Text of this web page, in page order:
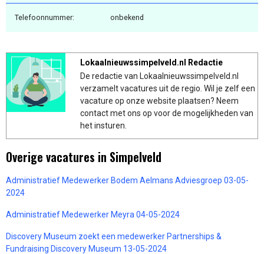
Telefoonnummer: onbekend
Lokaalnieuwssimpelveld.nl Redactie
De redactie van Lokaalnieuwssimpelveld.nl
verzamelt vacatures uit de regio. Wil je zelf een
vacature op onze website plaatsen? Neem
contact met ons op voor de mogelijkheden van
het insturen.
Overige vacatures in Simpelveld
Administratief Medewerker Bodem Aelmans Adviesgroep 03-05-
2024
Administratief Medewerker Meyra 04-05-2024
Discovery Museum zoekt een medewerker Partnerships &
Fundraising Discovery Museum 13-05-2024